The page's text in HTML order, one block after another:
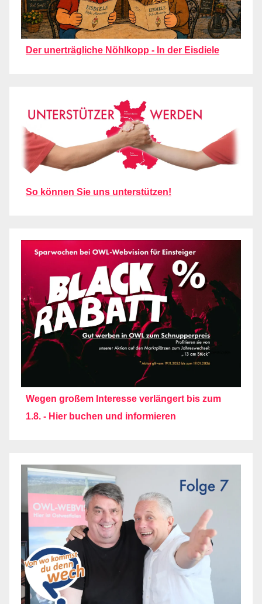
Der unerträgliche Nöhlkopp - In der Eisdiele
So können Sie uns unterstützen!
Wegen großem Interesse verlängert bis zum
1.8. - Hier buchen und informieren